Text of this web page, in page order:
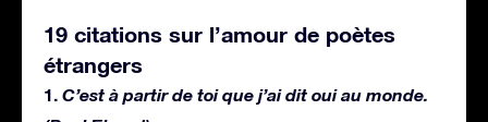
19 citations sur l’amour de poètes
étrangers
1. C’est à partir de toi que j’ai dit oui au monde.